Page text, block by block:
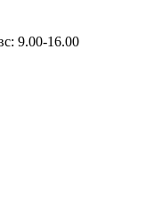
9.00-16.00